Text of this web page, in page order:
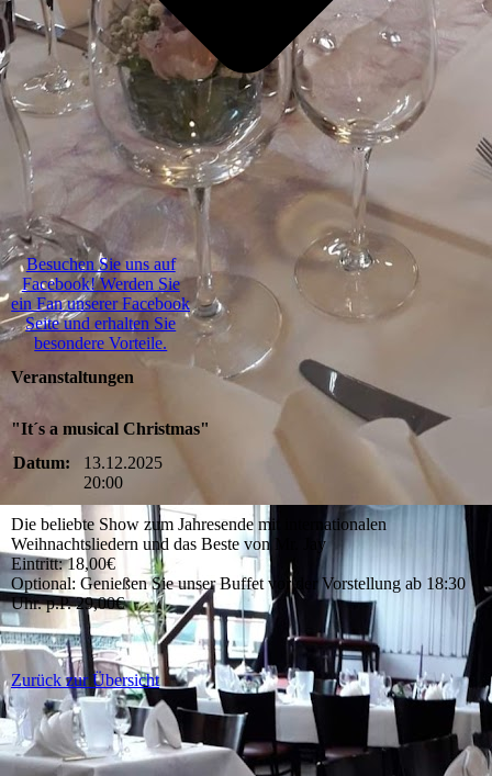
Besuchen Sie uns auf
Facebook! Werden Sie
ein Fan unserer Facebook
Seite und erhalten Sie
besondere Vorteile.
Veranstaltungen
"It´s a musical Christmas"
Datum:
13.12.2025
20:00
Die beliebte Show zum Jahresende mit internationalen
Weihnachtsliedern und das Beste von Mr. Jay
Eintritt: 18,00€
Optional: Genießen Sie unser Buffet vor der Vorstellung ab 18:30
Uhr. p.P. 29,00€
Zurück zur Übersicht